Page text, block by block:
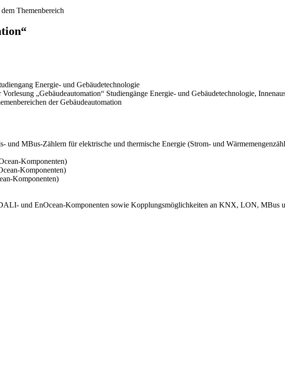
Themenbereich
Energie- und Gebäudetechnologie
„Gebäudeautomation“ Studiengänge Energie- und Gebäudetechnologie,
der Gebäudeautomation
und MBus-Zählern für elektrische und thermische Energie (Strom- und
Komponenten)
Komponenten)
Komponenten)
und EnOcean-Komponenten sowie Kopplungsmöglichkeiten an KNX, LON, MBus